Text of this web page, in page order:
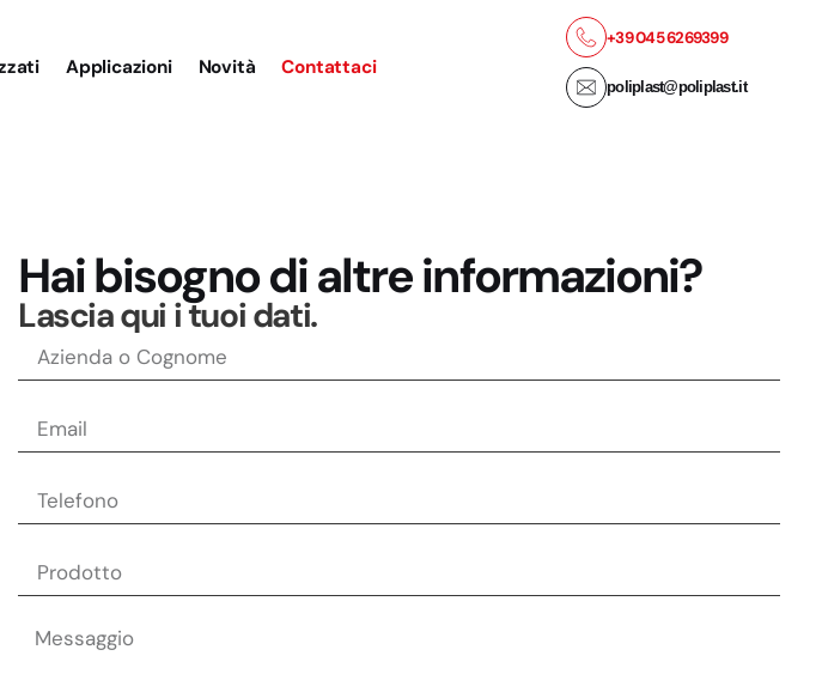
Applicazioni Novità Contattaci
+39 045 6269399
poliplast@poliplast.it
Hai bisogno di altre informazioni?
Lascia qui i tuoi dati.